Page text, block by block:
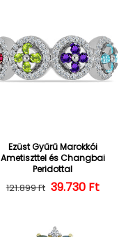
Ezüst Gyűrű Marokkói
Ametiszttel és Changbai
Peridottal
Normál ár
121.899 Ft 39.730 Ft